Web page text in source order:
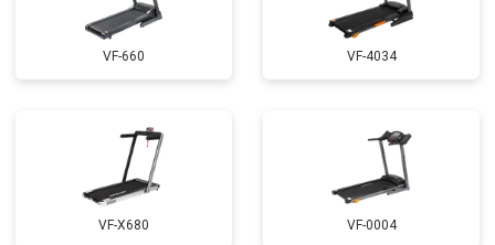
VF-660 VF-4034
VF-X680 VF-0004